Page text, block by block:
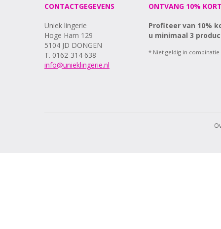
CONTACTGEGEVENS
Uniek lingerie
Hoge Ham 129
5104 JD DONGEN
T. 0162-314 638
info@unieklingerie.nl
ONTVANG 10%
Profiteer van 10%
u minimaal 3
* Niet geldig in